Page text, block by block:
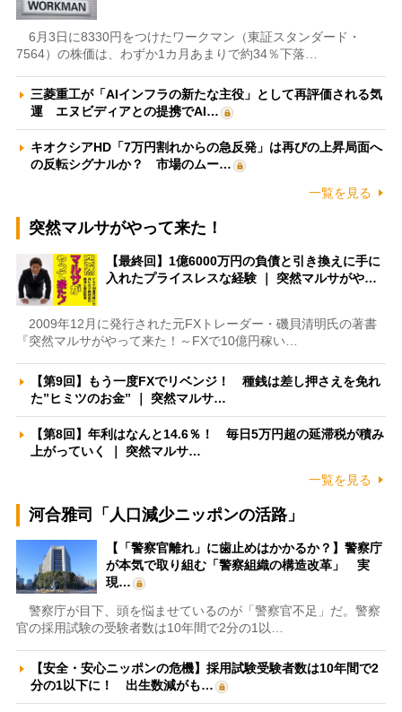
6月3日に8330円をつけたワークマン（東証スタンダード・
7564）の株価は、わずか1カ月あまりで約34％下落…
三菱重工が「AIインフラの新たな主役」として再評価される気
運 エヌビディアとの提携でAI…
キオクシアHD「7万円割れからの急反発」は再びの上昇局面へ
の反転シグナルか？ 市場のムー…
一覧を見る
突然マルサがやって来た！
【最終回】1億6000万円の負債と引き換えに手に
入れたプライスレスな経験 ｜ 突然マルサがや…
2009年12月に発行された元FXトレーダー・磯貝清明氏の著書
『突然マルサがやって来た！～FXで10億円稼い…
【第9回】もう一度FXでリベンジ！ 種銭は差し押さえを免れ
た”ヒミツのお金” ｜ 突然マルサ…
【第8回】年利はなんと14.6％！ 毎日5万円超の延滞税が積み
上がっていく ｜ 突然マルサ…
一覧を見る
河合雅司「人口減少ニッポンの活路」
【「警察官離れ」に歯止めはかかるか？】警察庁
が本気で取り組む「警察組織の構造改革」 実
現…
警察庁が目下、頭を悩ませているのが「警察官不足」だ。警察
官の採用試験の受験者数は10年間で2分の1以…
【安全・安心ニッポンの危機】採用試験受験者数は10年間で2
分の1以下に！ 出生数減がも…